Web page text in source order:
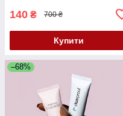
140 ₴ 700 ₴
Купити
–68%